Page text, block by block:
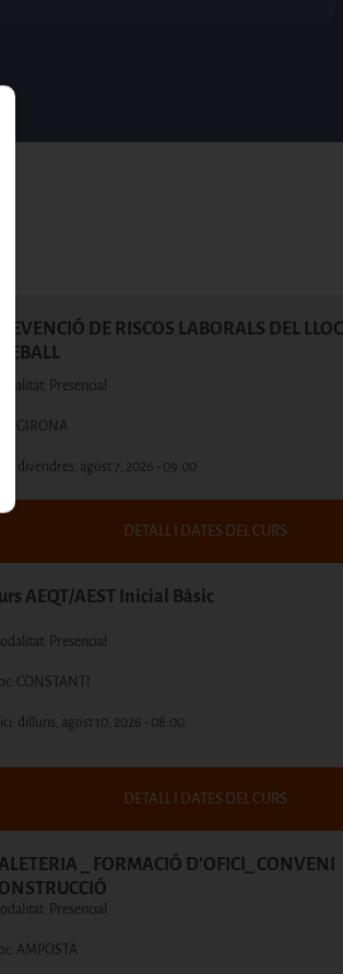
DE RISCOS LABORALS DEL
Presencial
GIRONA
divendres, agost 7, 2026 - 09:00
DETALL I DATES DEL CURS
AEQT/AEST Inicial Bàsic
Presencial
CONSTANTI
dilluns, agost 10, 2026 - 08:00
DETALL I DATES DEL CURS
_ FORMACIÓ D'OFICI_ CONVENI
Presencial
AMPOSTA